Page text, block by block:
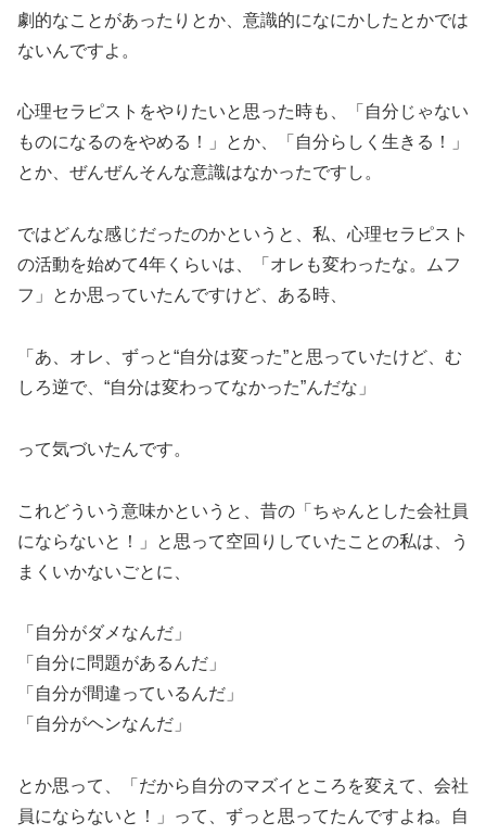
劇的なことがあったりとか、意識的になにかしたとかでは
ないんですよ。
心理セラピストをやりたいと思った時も、「自分じゃない
ものになるのをやめる！」とか、「自分らしく生きる！」
とか、ぜんぜんそんな意識はなかったですし。
ではどんな感じだったのかというと、私、心理セラピスト
の活動を始めて4年くらいは、「オレも変わったな。ムフ
フ」とか思っていたんですけど、ある時、
「あ、オレ、ずっと“自分は変った”と思っていたけど、む
しろ逆で、“自分は変わってなかった”んだな」
って気づいたんです。
これどういう意味かというと、昔の「ちゃんとした会社員
にならないと！」と思って空回りしていたことの私は、う
まくいかないごとに、
「自分がダメなんだ」
「自分に問題があるんだ」
「自分が間違っているんだ」
「自分がヘンなんだ」
とか思って、「だから自分のマズイところを変えて、会社
員にならないと！」って、ずっと思ってたんですよね。自